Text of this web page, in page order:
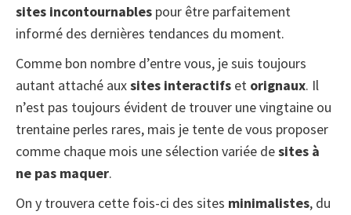
sites incontournables pour être parfaitement
informé des dernières tendances du moment.
Comme bon nombre d’entre vous, je suis toujours
autant attaché auxsites interactifs et orignaux. Il
n’est pas toujours évident de trouver une vingtaine ou
trentaine perles rares, mais je tente de vous proposer
comme chaque mois une sélection variée desites à
ne pas maquer.
On y trouvera cette fois-ci des sites minimalistes, du